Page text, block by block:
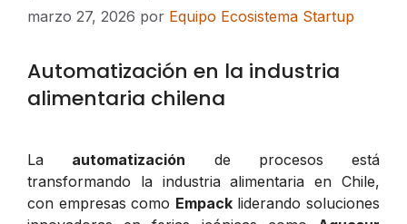
marzo 27, 2026 por Equipo Ecosistema Startup
Automatización en la industria
alimentaria chilena
La automatización de procesos está
transformando la industria alimentaria en Chile,
con empresas como Empackliderando soluciones